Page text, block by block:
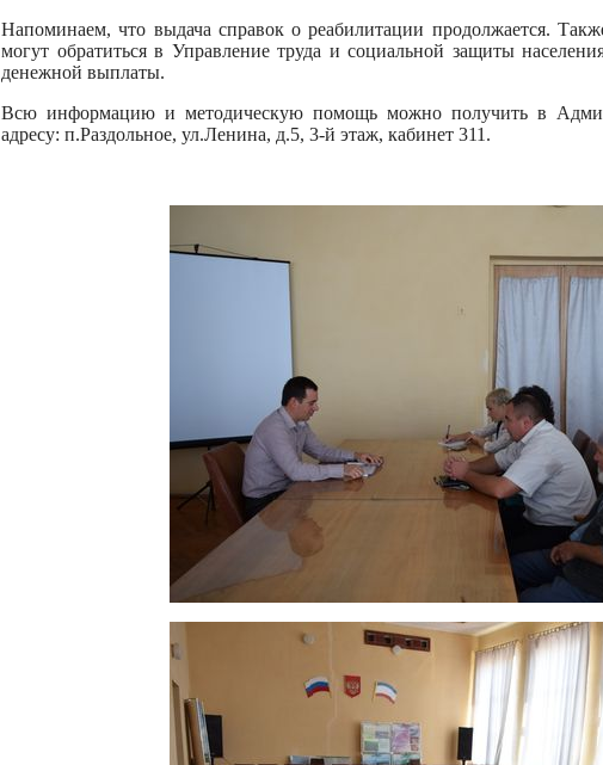
Напоминаем, что выдача справок о реабилитации продолжается.
могут обратиться в Управление труда и социальной защиты
денежной выплаты.
Всю информацию и методическую помощь можно получить в
адресу: п.Раздольное, ул.Ленина, д.5, 3-й этаж, кабинет 311.